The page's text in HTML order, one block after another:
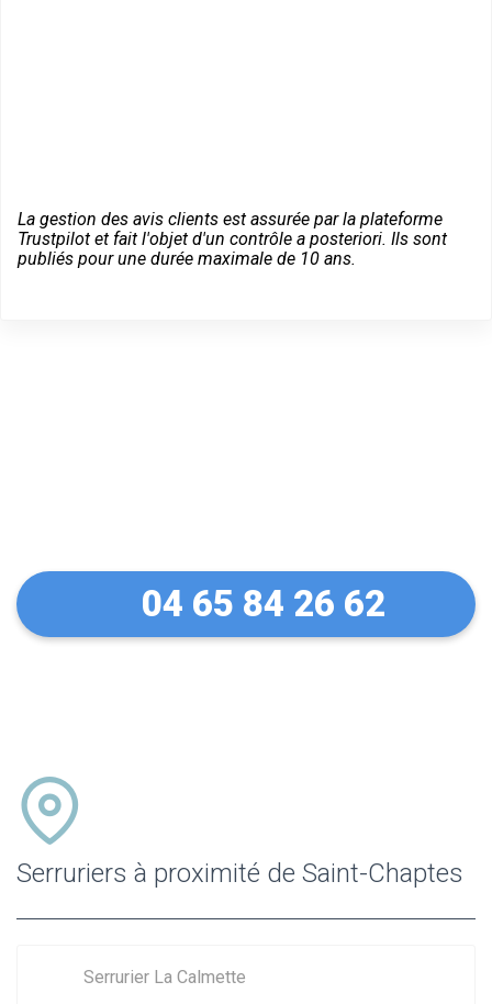
La gestion des avis clients est assurée par la plateforme
Trustpilot et fait l'objet d'un contrôle a posteriori. Ils sont
publiés pour une durée maximale de 10 ans.
04 65 84 26 62
Serruriers à proximité de Saint-Chaptes
Serrurier La Calmette